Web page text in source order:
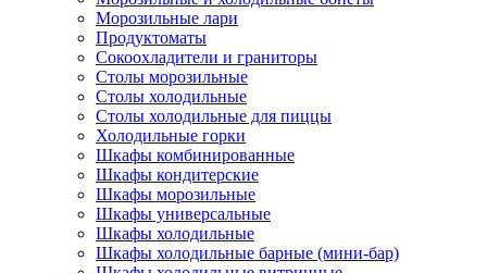
Морозильные лари
Продуктоматы
Сокоохладители и граниторы
Столы морозильные
Столы холодильные
Столы холодильные для пиццы
Холодильные горки
Шкафы комбинированные
Шкафы кондитерские
Шкафы морозильные
Шкафы универсальные
Шкафы холодильные
Шкафы холодильные барные (мини-бар)